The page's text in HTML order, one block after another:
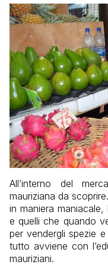
All’interno del
mauriziana da
in maniera
e quelli che quando
per vendergli spezie
tutto avviene con
mauriziani.